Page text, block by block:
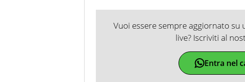
Vuoi essere sempre aggiornato
live? Iscriviti al
Entra nel